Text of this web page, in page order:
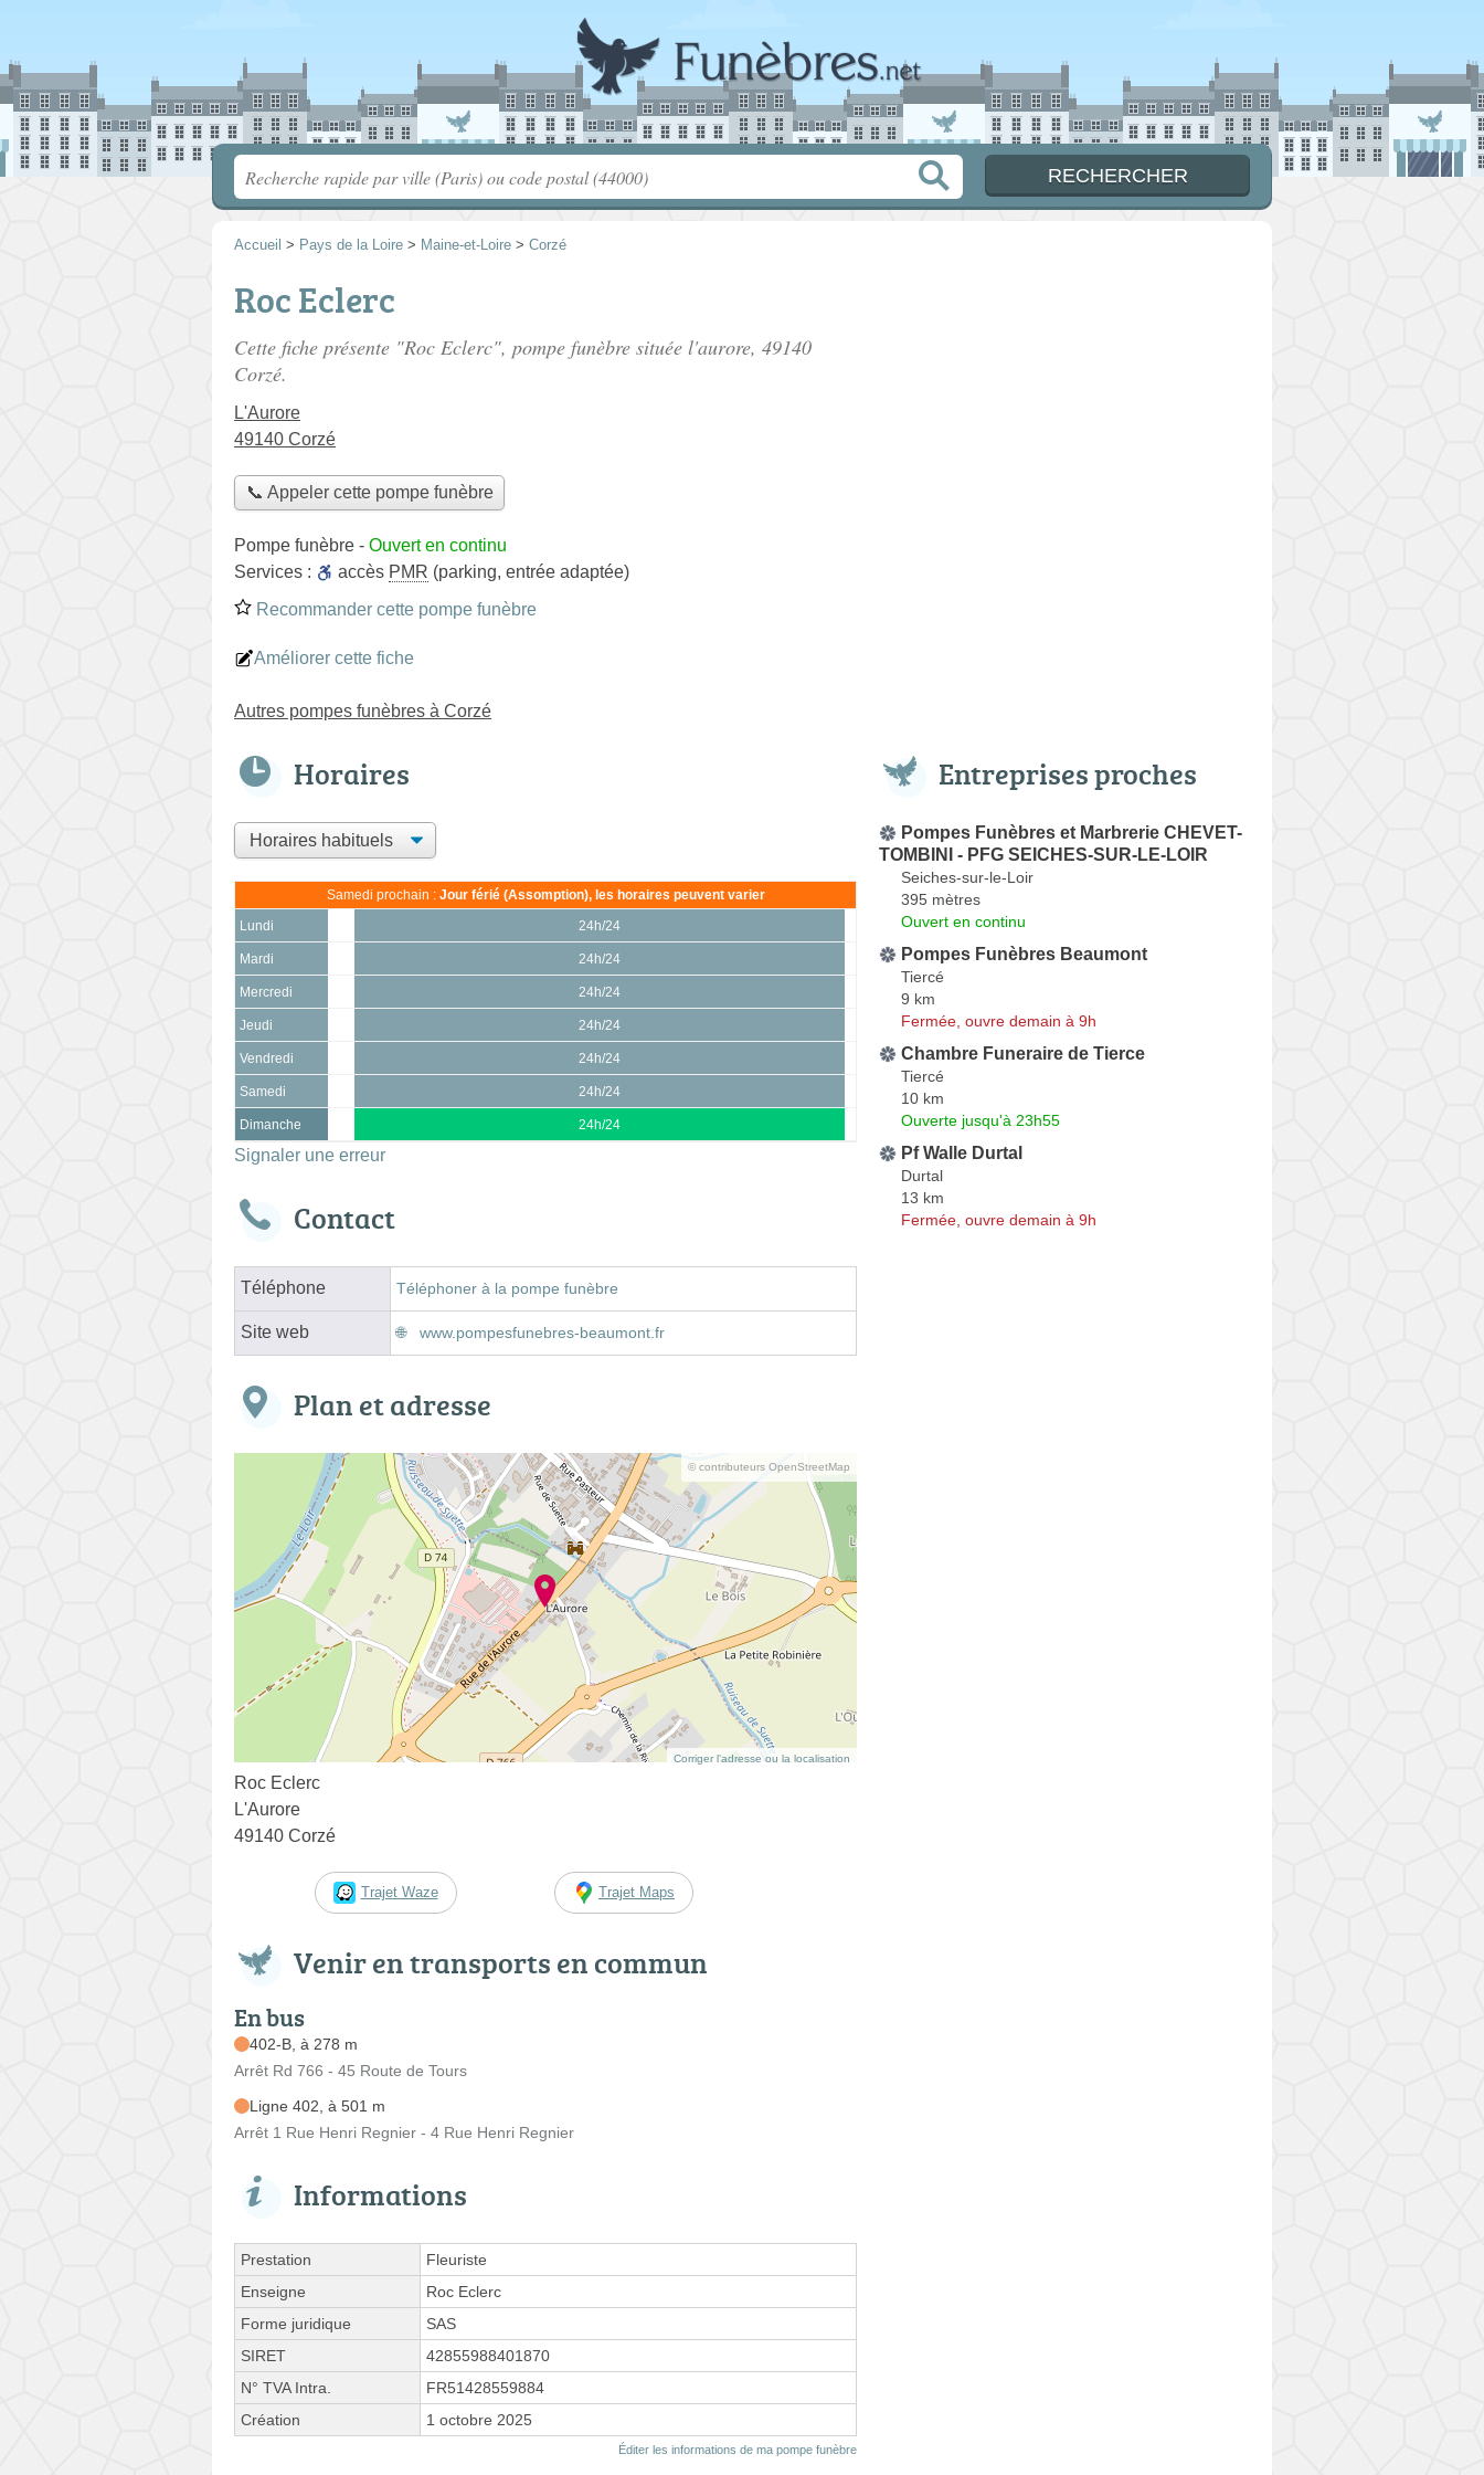
Accueil > Pays de la Loire > Maine-et-Loire > Corzé
Roc Eclerc
Cette fiche présente "Roc Eclerc", pompe funèbre située l'aurore, 49140
Corzé.
L'Aurore
49140 Corzé
📞 Appeler cette pompe funèbre
Pompe funèbre - Ouvert en continu
Services :
accès PMR (parking, entrée adaptée)
Recommander cette pompe funèbre
Améliorer cette fiche
Autres pompes funèbres à Corzé
Horaires
Samedi prochain : Jour férié (Assomption), les horaires peuvent varier
Lundi 24h/24
Mardi 24h/24
Mercredi 24h/24
Jeudi 24h/24
Vendredi 24h/24
Samedi 24h/24
Dimanche 24h/24
Signaler une erreur
Contact
Téléphone Téléphoner à la pompe funèbre
Site web www.pompesfunebres-beaumont.fr
Plan et adresse
© contributeurs OpenStreetMap
Corriger l’adresse ou la localisation
Roc Eclerc
L'Aurore
49140 Corzé
Trajet Waze Trajet Maps
Venir en transports en commun
En bus
402-B, à 278 m
Arrêt Rd 766 - 45 Route de Tours
Ligne 402, à 501 m
Arrêt 1 Rue Henri Regnier - 4 Rue Henri Regnier
Informations
Prestation
Fleuriste
Enseigne
Roc Eclerc
Forme juridique
SAS
SIRET
42855988401870
N° TVA Intra.
FR51428559884
Création
1 octobre 2025
Éditer les informations de ma pompe funèbre
Entreprises proches
Pompes Funèbres et Marbrerie CHEVET-
TOMBINI - PFG SEICHES-SUR-LE-LOIR
Seiches-sur-le-Loir
395 mètres
Ouvert en continu
Pompes Funèbres Beaumont
Tiercé
9 km
Fermée, ouvre demain à 9h
Chambre Funeraire de Tierce
Tiercé
10 km
Ouverte jusqu'à 23h55
Pf Walle Durtal
Durtal
13 km
Fermée, ouvre demain à 9h